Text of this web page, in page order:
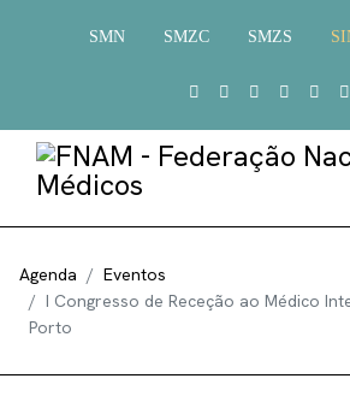
SMN SMZC SMZS
Agenda
Eventos
I Congresso de Receção ao Médico
Porto